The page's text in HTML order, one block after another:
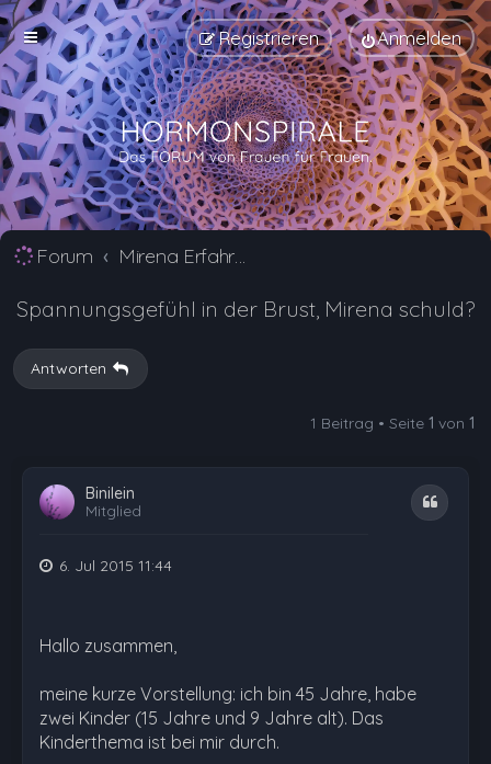
Anmelden
Registrieren
Forum Mirena Erfahrungsberichte und Nebenwirkungen
Spannungsgefühl in der Brust, Mirena schuld?
Antworten
1 Beitrag • Seite 1 von 1
Binilein
Mitglied
Zitat
6. Jul 2015 11:44
Hallo zusammen,
meine kurze Vorstellung: ich bin 45 Jahre, habe
zwei Kinder (15 Jahre und 9 Jahre alt). Das
Kinderthema ist bei mir durch.